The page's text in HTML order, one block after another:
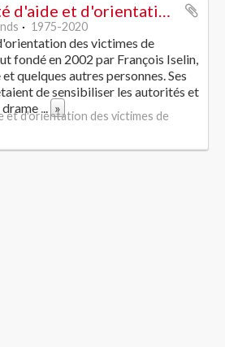
Fonds du Comité d'aide et d'orientation des victimes de l'amiante
1975-2020
des victimes de
fondé en 2002 par François Iselin,
quelques autres personnes. Ses
de sensibiliser les autorités et
... »
et d'orientation des victimes de